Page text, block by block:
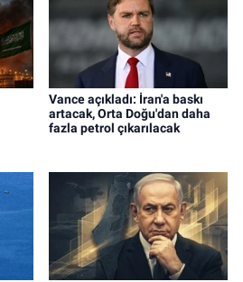
Vance açıkladı: İran'a baskı
artacak, Orta Doğu'dan daha
fazla petrol çıkarılacak